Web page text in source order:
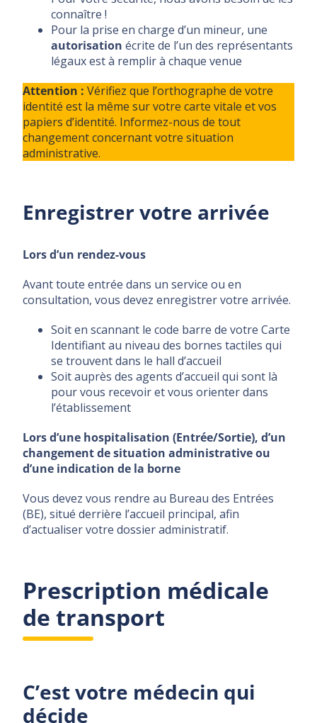
connaître !
Pour la prise en charge d’un mineur, une
autorisation écrite de l’un des représentants
légaux est à remplir à chaque venue
Attention : Vérifiez que l’orthographe de votre
identité est la même sur votre carte vitale et vos
papiers d’identité. Informez-nous de tout
changement concernant votre situation
administrative.
Enregistrer votre arrivée
Lors d’un rendez-vous
Avant toute entrée dans un service ou en
consultation, vous devez enregistrer votre arrivée.
Soit en scannant le code barre de votre Carte
Identifiant au niveau des bornes tactiles qui
se trouvent dans le hall d’accueil
Soit auprès des agents d’accueil qui sont là
pour vous recevoir et vous orienter dans
l’établissement
Lors d’une hospitalisation (Entrée/Sortie), d’un
changement de situation administrative ou
d’une indication de la borne
Vous devez vous rendre au Bureau des Entrées
(BE), situé derrière l’accueil principal, afin
d’actualiser votre dossier administratif.
Prescription médicale
de transport
C’est votre médecin qui
décide